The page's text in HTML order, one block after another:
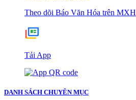
Theo dõi Báo Văn Hóa trên MXH
Tải App
DANH SÁCH CHUYÊN MỤC